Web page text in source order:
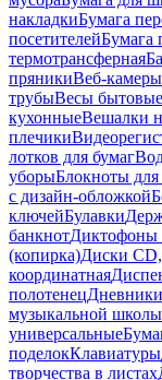
накладкиБумага
посетителейБумага
термотрансферная
пряникиВеб-камеры
трубыВесы
кухонныеВешалки
плечики
лотков для бумаг
уборыБлокноты
с дизайн-обложкой
ключейБулавки
банкнотДиктофоны
(копирка)Диски
координатная
полотенец
музыкальной школы
универсальные
поделокКлавиатуры
творчества в листах